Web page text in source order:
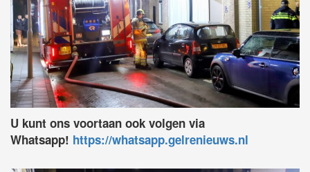
U kunt ons voortaan ook volgen via
Whatsapp! https://whatsapp.gelrenieuws.nl